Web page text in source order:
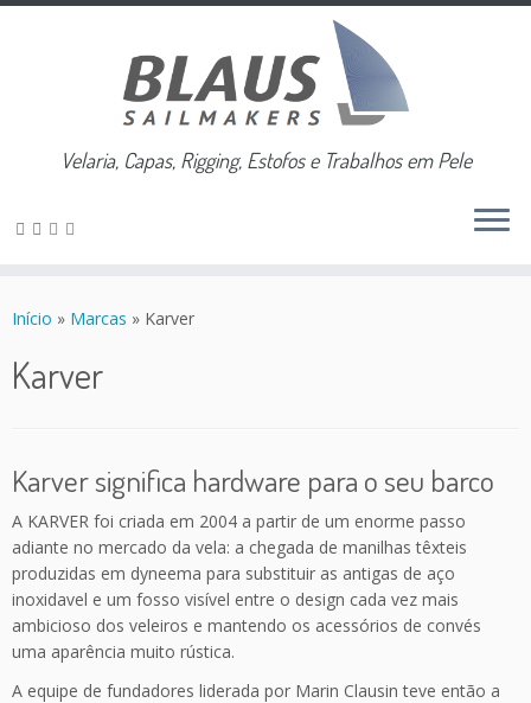
to
Velaria, Capas, Rigging, Estofos e Trabalhos em Pele
Início » Marcas » Karver
Karver
Karver significa hardware para o seu barco
A KARVER foi criada em 2004 a partir de um enorme passo
adiante no mercado da vela: a chegada de manilhas têxteis
produzidas em dyneema para substituir as antigas de aço
inoxidavel e um fosso visível entre o design cada vez mais
ambicioso dos veleiros e mantendo os acessórios de convés
uma aparência muito rústica.
A equipe de fundadores liderada por Marin Clausin teve então a